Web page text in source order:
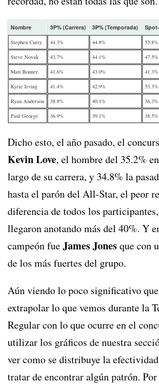
Nombre 3P% (Carrera) 3P% (Temporada)
Stephen Curry 44.3% 44.8% 53.8%
Steve Novak 43.7% 44.1% 47.5%
Matt Bonner 41.6% 43.0% 41.3%
Kyrie Irving 41.4% 42.9% 53.3%
Ryan Anderson 38.8% 40.1% 36.3%
Paul George 36.9% 39.1% 38.5%
Dicho esto, el año pasado, el
Kevin Love, el hombre del 35.2%
largo de su carrera, y 34.8% la
hasta el parón del All-Star, el peor
diferencia de todos los
llegaron anotando más del 40%. Y
campeón fueJames Jonesque con
de los más fuertes del grupo.
Aún viendo lo poco significativo
extrapolar lo que vemos durante la
Regular con lo que ocurre en el
utilizar los gráficos de nuestra
ver como se distribuye la
tratar de encontrar algún patrón.